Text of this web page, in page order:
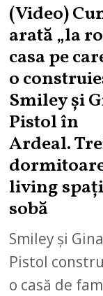
(Video)
arată „la
casa pe
o
Smiley şi
Pistol în
Ardeal.
living
sobă
Smiley și Gina
Pistol
o casă de